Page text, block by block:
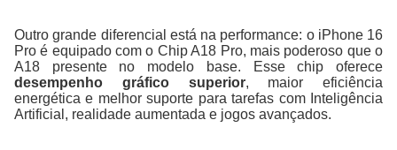
Outro grande diferencial está na performance: o iPhone 16
Pro é equipado com o Chip A18 Pro, mais poderoso que o
A18 presente no modelo base. Esse chip oferece
desempenho gráfico superior, maior eficiência
energética e melhor suporte para tarefas com Inteligência
Artificial, realidade aumentada e jogos avançados.